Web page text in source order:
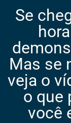
Se
Mas se
veja o
o que
você